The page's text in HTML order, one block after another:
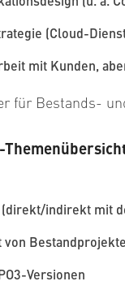
(Cloud-
mit Kunden,
für Bestands-
indirekt mit
von
Versionen